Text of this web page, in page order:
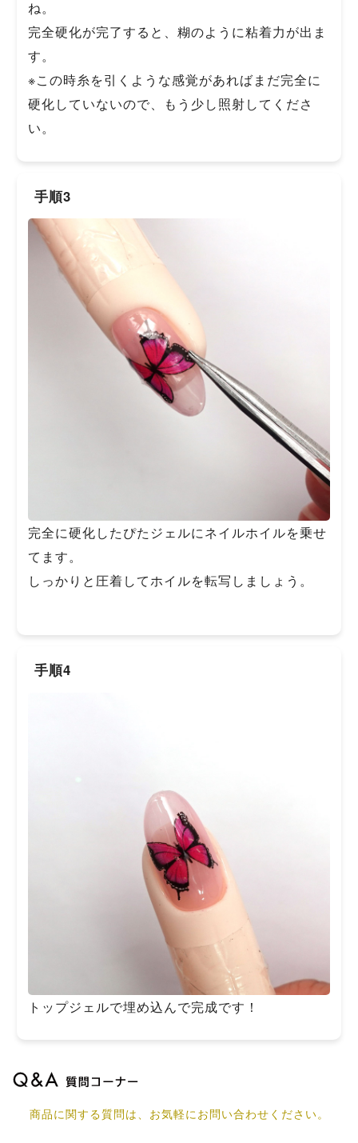
ね。
完全硬化が完了すると、糊のように粘着力が出ま
す。
※この時糸を引くような感覚があればまだ完全に
硬化していないので、もう少し照射してくださ
い。
手順3
完全に硬化したぴたジェルにネイルホイルを乗せ
てます。
しっかりと圧着してホイルを転写しましょう。
手順4
トップジェルで埋め込んで完成です！
商品に関する質問は、お気軽にお問い合わせください。